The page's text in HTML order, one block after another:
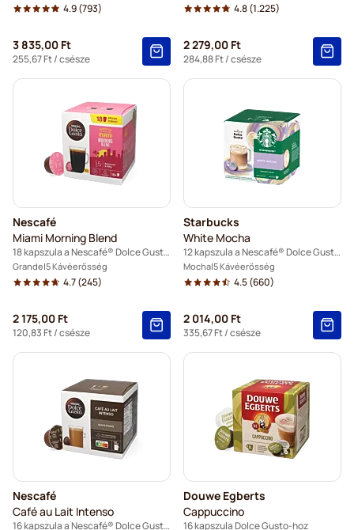
4.9(793)
3 835,00 Ft
255,67 Ft/ csésze
4.8(1.225)
2 279,00 Ft
284,88 Ft/ csésze
Nescafé
Miami Morning Blend
18 kapszula a Nescafé® Dolce Gusto termékhez
Grande 5 Kávéerősség
4.7(245)
2 175,00 Ft
120,83 Ft/ csésze
Starbucks
White Mocha
12 kapszula a Nescafé® Dolce Gusto termékhez
Mocha 5 Kávéerősség
4.5(660)
2 014,00 Ft
335,67 Ft/ csésze
Nescafé
Café au Lait Intenso
16 kapszula a Nescafé® Dolce Gusto termékhez
Douwe Egberts
Cappuccino
16 kapszula Dolce Gusto-hoz